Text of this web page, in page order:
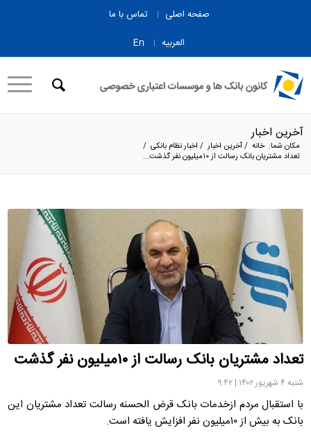
صفحه اصلی
تماس با ما
العربیه
En
آخرین اخبار
مکان شما: خانه /آخرین اخبار / اخبار نظام بانکی /
تعداد مشتریان بانک رسالت از ۱۰میلیون نفر گذشت...
تعداد مشتریان بانک رسالت از ۱۰میلیون نفر گذشت
شنبه ۴ شهریور ۱۴۰۲ | ۹:۴۲
با استقبال مردم ازخدمات بانک قرض الحسنه رسالت تعداد مشتریان این
بانک به بیش از ۱۰میلیون نفر افزایش یافته است.